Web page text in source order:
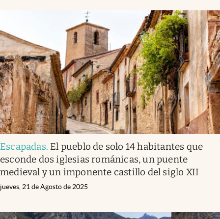
Escapadas. El pueblo de solo 14 habitantes que
esconde dos iglesias románicas, un puente
medieval y un imponente castillo del siglo XII
jueves, 21 de Agosto de 2025